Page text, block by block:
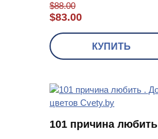
$88.00
$83.00
КУПИТЬ
101 причина любить